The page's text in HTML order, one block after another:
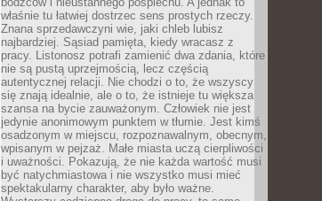
właśnie tu łatwiej dostrzec sens prostych rzeczy.
Znana sprzedawczyni wie, jaki chleb lubisz
najbardziej. Sąsiad pamięta, kiedy wracasz z
pracy. Listonosz potrafi zamienić dwa zdania, które
nie są pustą uprzejmością, lecz częścią
autentycznej relacji. Nie chodzi o to, że wszyscy
się znają idealnie, ale o to, że istnieje tu większa
szansa na bycie zauważonym. Człowiek nie jest
jedynie anonimowym punktem w tłumie. Jest kimś
osadzonym w miejscu, rozpoznawalnym, obecnym,
wpisanym w pejzaż. Małe miasta uczą cierpliwości
i uważności. Pokazują, że nie każda wartość musi
być natychmiastowa i nie wszystko musi mieć
spektakularny charakter, aby było ważne.